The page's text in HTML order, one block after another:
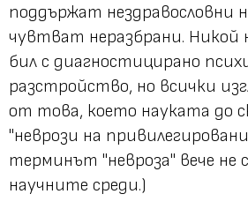
поддържат нездравословни
чувтват неразбрани. Никой
бил с диагностицирано
разстройство, но всички
от това, което науката до
"неврози на
терминът "невроза" вече не
научните среди.)